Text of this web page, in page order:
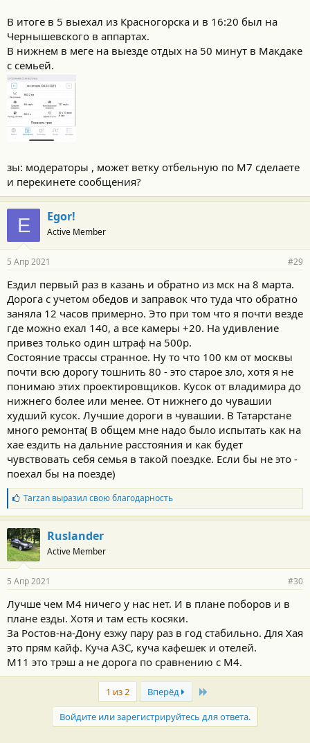
В итоге в 5 выехал из Красногорска и в 16:20 был на
Чернышевского в аппартах.
В нижнем в меге на выезде отдых на 50 минут в Макдаке
с семьей.
зы: модераторы , может ветку отбельную по М7 сделаете
и перекинете сообщения?
E Egor!
Active Member
5 Апр 2021 #29
Ездил первый раз в казань и обратно из мск на 8 марта.
Дорога с учетом обедов и заправок что туда что обратно
заняла 12 часов примерно. Это при том что я почти везде
где можно ехал 140, а все камеры +20. На удивление
привез только один штраф на 500р.
Состояние трассы странное. Ну то что 100 км от москвы
почти всю дорогу тошнить 80 - это старое зло, хотя я не
понимаю этих проектировщиков. Кусок от владимира до
нижнего более или менее. От нижнего до чувашии
худший кусок. Лучшие дороги в чувашии. В Татарстане
много ремонта( В общем мне надо было испытать как на
хае ездить на дальние расстояния и как будет
чувствовать себя семья в такой поездке. Если бы не это -
поехал бы на поезде)
Б
л
а
г
о
д
а
н
с
т
и
Tarzanвыразил свою благодарность
Ruslander
Active Member
5 Апр 2021 #30
Лучше чем М4 ничего у нас нет. И в плане поборов и в
плане езды. Хотя и там есть косяки.
За Ростов-на-Дону езжу пару раз в год стабильно. Для Хая
это прям кайф. Куча АЗС, куча кафешек и отелей.
М11 это трэш а не дорога по сравнению с М4.
1 из 2 Вперёд Last
Войдите или зарегистрируйтесь для ответа.